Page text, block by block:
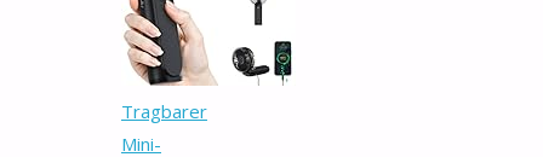
Tragbarer
Mini-